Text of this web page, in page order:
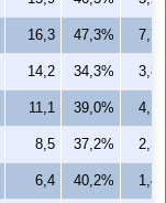
16,3 47,3%
7,7
14,2 34,3%
3,8
11,1 39,0%
4,1
8,5 37,2%
2,3
6,4 40,2%
1,4